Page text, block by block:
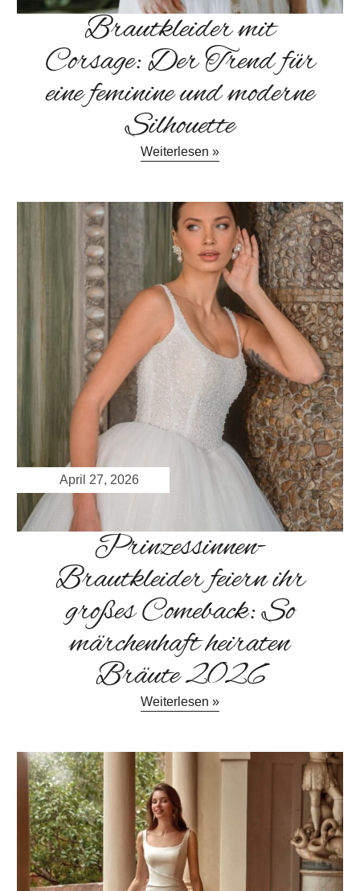
Brautkleider mit
Corsage: Der Trend für
eine feminine und moderne
Silhouette
Weiterlesen »
April 27, 2026
Prinzessinnen-
Brautkleider feiern ihr
großes Comeback: So
märchenhaft heiraten
Bräute 2026
Weiterlesen »